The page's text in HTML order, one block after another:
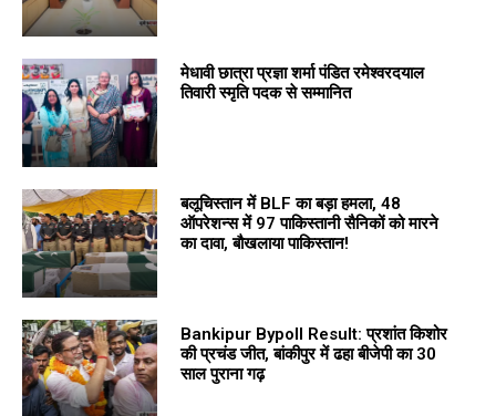
मेधावी छात्रा प्रज्ञा शर्मा पंडित रमेश्वरदयाल
तिवारी स्मृति पदक से सम्मानित
बलूचिस्तान में BLF का बड़ा हमला, 48
ऑपरेशन्स में 97 पाकिस्तानी सैनिकों को मारने
का दावा, बौखलाया पाकिस्तान!
Bankipur Bypoll Result: प्रशांत किशोर
की प्रचंड जीत, बांकीपुर में ढहा बीजेपी का 30
साल पुराना गढ़